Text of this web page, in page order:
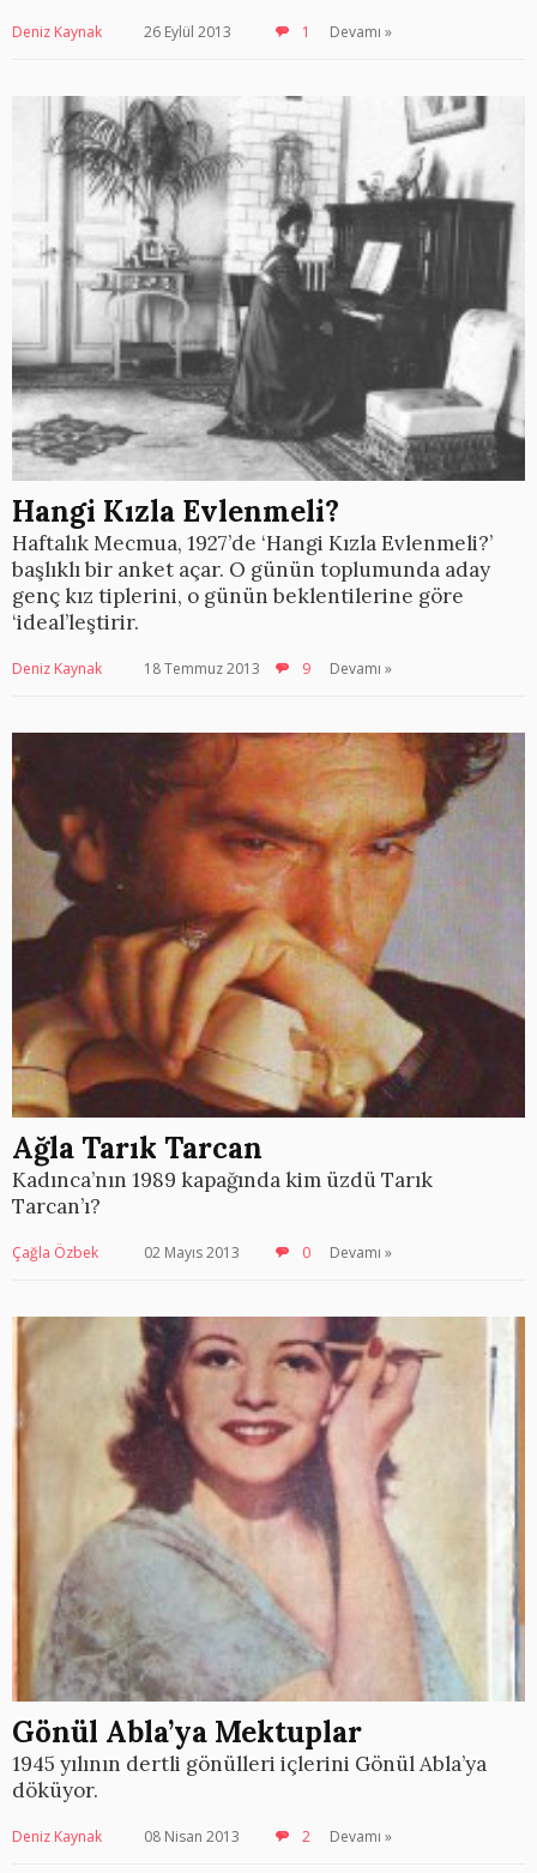
Deniz Kaynak 26 Eylül 2013 1 Devamı »
Hangi Kızla Evlenmeli?
Haftalık Mecmua, 1927’de ‘Hangi Kızla Evlenmeli?’
başlıklı bir anket açar. O günün toplumunda aday
genç kız tiplerini, o günün beklentilerine göre
‘ideal’leştirir.
Deniz Kaynak 18 Temmuz 2013 9 Devamı »
Ağla Tarık Tarcan
Kadınca’nın 1989 kapağında kim üzdü Tarık
Tarcan’ı?
Çağla Özbek 02 Mayıs 2013 0 Devamı »
Gönül Abla’ya Mektuplar
1945 yılının dertli gönülleri içlerini Gönül Abla’ya
döküyor.
Deniz Kaynak 08 Nisan 2013 2 Devamı »